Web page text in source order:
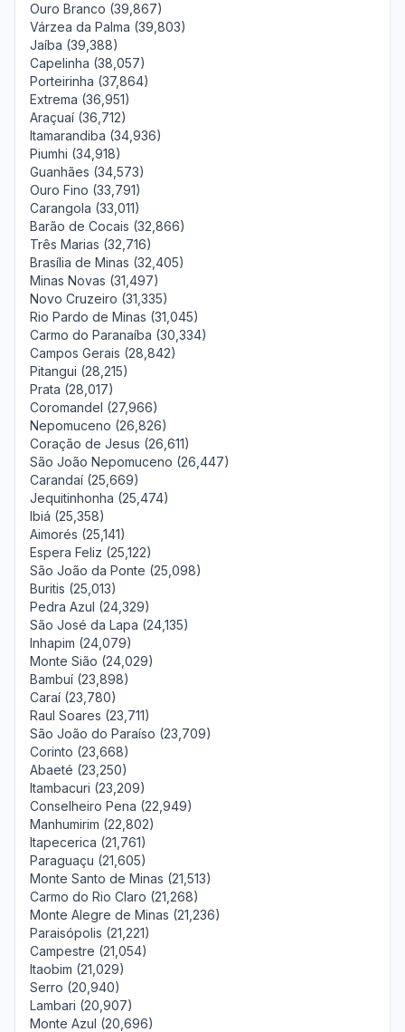
Ouro Branco (39,867)
Várzea da Palma (39,803)
Jaíba (39,388)
Capelinha (38,057)
Porteirinha (37,864)
Extrema (36,951)
Araçuaí (36,712)
Itamarandiba (34,936)
Piumhi (34,918)
Guanhães (34,573)
Ouro Fino (33,791)
Carangola (33,011)
Barão de Cocais (32,866)
Três Marias (32,716)
Brasília de Minas (32,405)
Minas Novas (31,497)
Novo Cruzeiro (31,335)
Rio Pardo de Minas (31,045)
Carmo do Paranaíba (30,334)
Campos Gerais (28,842)
Pitangui (28,215)
Prata (28,017)
Coromandel (27,966)
Nepomuceno (26,826)
Coração de Jesus (26,611)
São João Nepomuceno (26,447)
Carandaí (25,669)
Jequitinhonha (25,474)
Ibiá (25,358)
Aimorés (25,141)
Espera Feliz (25,122)
São João da Ponte (25,098)
Buritis (25,013)
Pedra Azul (24,329)
São José da Lapa (24,135)
Inhapim (24,079)
Monte Sião (24,029)
Bambuí (23,898)
Caraí (23,780)
Raul Soares (23,711)
São João do Paraíso (23,709)
Corinto (23,668)
Abaeté (23,250)
Itambacuri (23,209)
Conselheiro Pena (22,949)
Manhumirim (22,802)
Itapecerica (21,761)
Paraguaçu (21,605)
Monte Santo de Minas (21,513)
Carmo do Rio Claro (21,268)
Monte Alegre de Minas (21,236)
Paraisópolis (21,221)
Campestre (21,054)
Itaobim (21,029)
Serro (20,940)
Lambari (20,907)
Monte Azul (20,696)